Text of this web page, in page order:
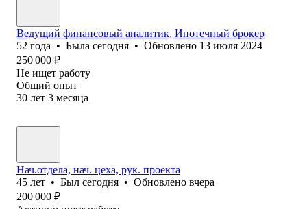
Ведущий финансовый аналитик, Ипотечный брокер
52 года • Была сегодня • Обновлено 13 июля 2024
250 000 ₽
Не ищет работу
Общий опыт
30 лет 3 месяца
Нач.отдела, нач. цеха, рук. проекта
45 лет • Был сегодня • Обновлено вчера
200 000 ₽